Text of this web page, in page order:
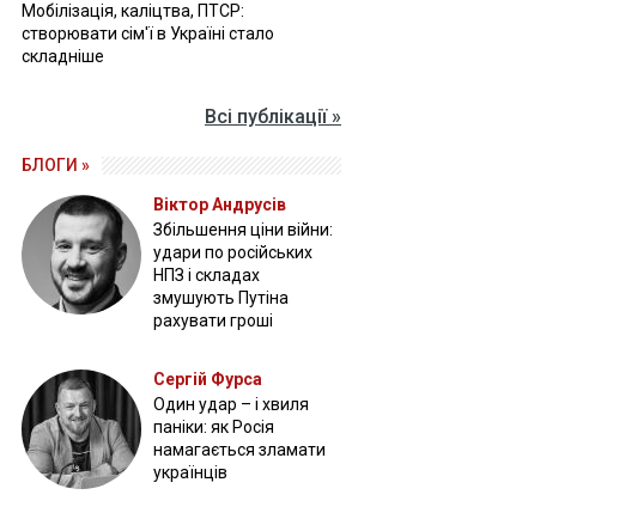
Мобілізація, каліцтва, ПТСР:
створювати сім'ї в Україні стало
складніше
Всі публікації »
БЛОГИ »
Віктор Андрусів
Збільшення ціни війни:
удари по російських
НПЗ і складах
змушують Путіна
рахувати гроші
Сергій Фурса
Один удар – і хвиля
паніки: як Росія
намагається зламати
українців